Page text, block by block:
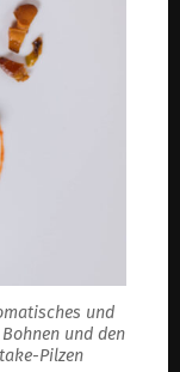
und
und den
Pilzen